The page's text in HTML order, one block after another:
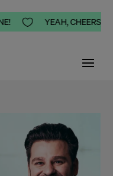
YEAH, CHEERS,